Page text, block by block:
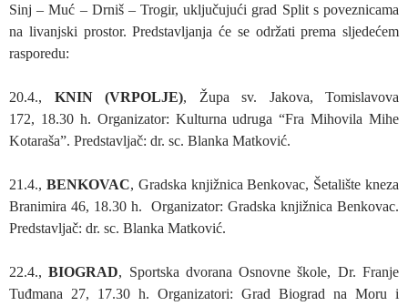
Sinj – Muć – Drniš – Trogir, uključujući grad Split s poveznicama
na livanjski prostor. Predstavljanja će se održati prema sljedećem
rasporedu:
20.4., KNIN (VRPOLJE), Župa sv. Jakova, Tomislavova
172, 18.30 h. Organizator: Kulturna udruga “Fra Mihovila Mihe
Kotaraša”. Predstavljač: dr. sc. Blanka Matković.
21.4., BENKOVAC, Gradska knjižnica Benkovac, Šetalište kneza
Branimira 46, 18.30 h. Organizator: Gradska knjižnica Benkovac.
Predstavljač: dr. sc. Blanka Matković.
22.4., BIOGRAD, Sportska dvorana Osnovne škole, Dr. Franje
Tuđmana 27, 17.30 h. Organizatori: Grad Biograd na Moru i